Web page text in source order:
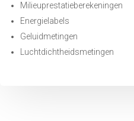
Milieuprestatieberekeningen
Energielabels
Geluidmetingen
Luchtdichtheidsmetingen